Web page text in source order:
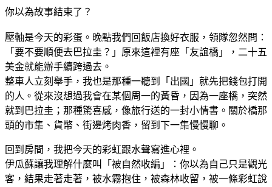
你以為故事結束了？
壓軸是今天的彩蛋。晚點我們回飯店換好衣服，領隊忽然問：
「要不要順便去巴拉圭？」原來這裡有座「友誼橋」，二十五
美金就能辦手續跨過去。
整車人立刻舉手，我也是那種一聽到「出國」就先把錢包打開
的人。從來沒想過我會在某個周一的黃昏，因為一座橋，突然
就到巴拉圭；那種驚喜感，像旅行送的一封小情書。關於橋那
頭的市集、貨幣、街邊烤肉香，留到下一集慢慢聊。
回到房間，我把今天的彩虹跟水聲寫進心裡。
伊瓜蘇讓我理解什麼叫「被自然收編」：你以為自己只是觀光
客，結果走著走著，被水霧抱住，被森林收留，被一條彩虹說